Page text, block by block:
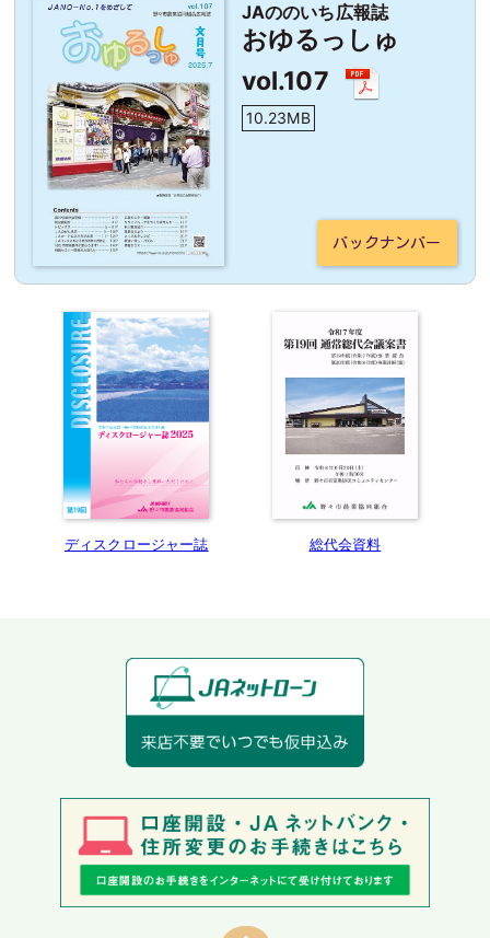
JAののいち広報誌
おゆるっしゅ
vol.107
10.23MB
バックナンバー
ディスクロージャー誌 総代会資料